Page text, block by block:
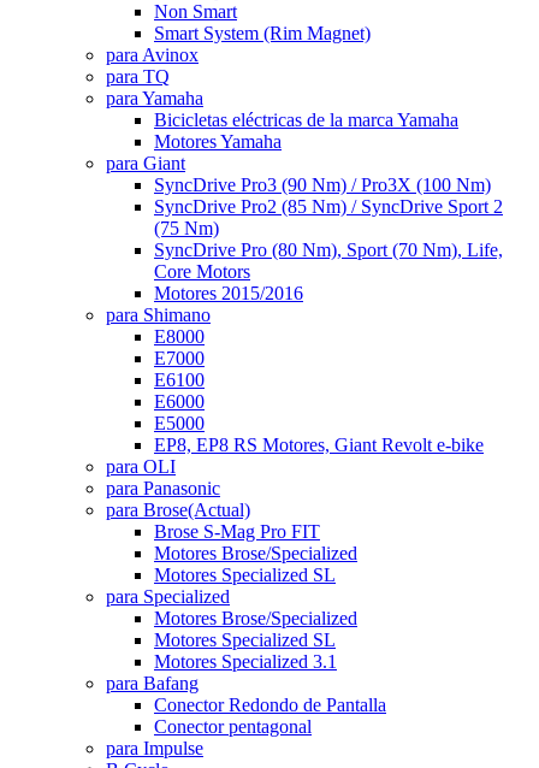
Non Smart
Smart System (Rim Magnet)
para Avinox
para TQ
para Yamaha
Bicicletas eléctricas de la marca Yamaha
Motores Yamaha
para Giant
SyncDrive Pro3 (90 Nm) / Pro3X (100 Nm)
SyncDrive Pro2 (85 Nm) / SyncDrive Sport 2
(75 Nm)
SyncDrive Pro (80 Nm), Sport (70 Nm), Life,
Core Motors
Motores 2015/2016
para Shimano
E8000
E7000
E6100
E6000
E5000
EP8, EP8 RS Motores, Giant Revolt e-bike
para OLI
para Panasonic
para Brose(Actual)
Brose S-Mag Pro FIT
Motores Brose/Specialized
Motores Specialized SL
para Specialized
Motores Brose/Specialized
Motores Specialized SL
Motores Specialized 3.1
para Bafang
Conector Redondo de Pantalla
Conector pentagonal
para Impulse